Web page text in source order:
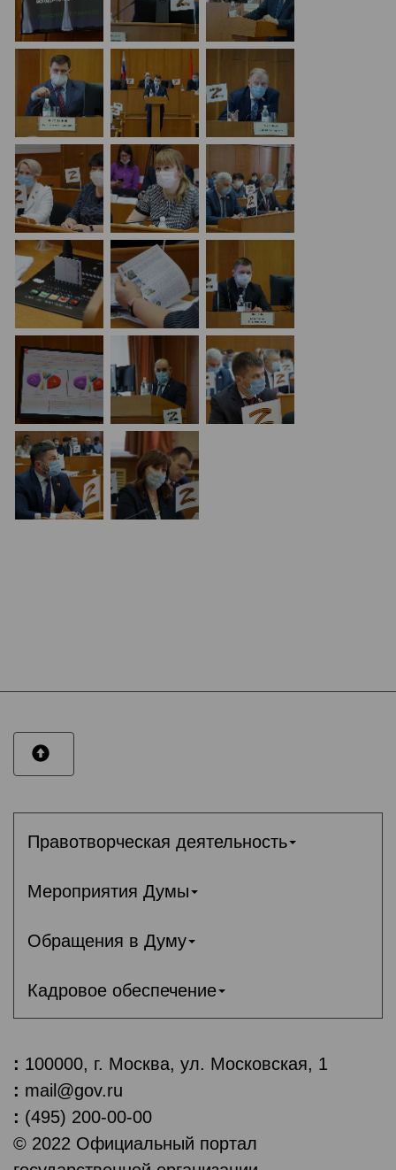
Правотворческая деятельность
Мероприятия Думы
Обращения в Думу
Кадровое обеспечение
: 100000, г. Москва, ул. Московская, 1
: mail@gov.ru
: (495) 200-00-00
© 2022 Официальный портал